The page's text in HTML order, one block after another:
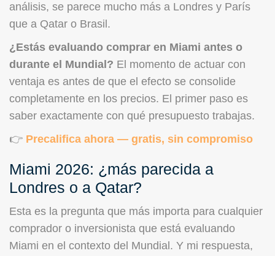
análisis, se parece mucho más a Londres y París
que a Qatar o Brasil.
¿Estás evaluando comprar en Miami antes o
durante el Mundial? El momento de actuar con
ventaja es antes de que el efecto se consolide
completamente en los precios. El primer paso es
saber exactamente con qué presupuesto trabajas.
👉 Precalifica ahora — gratis, sin compromiso
Miami 2026: ¿más parecida a
Londres o a Qatar?
Esta es la pregunta que más importa para cualquier
comprador o inversionista que está evaluando
Miami en el contexto del Mundial. Y mi respuesta,